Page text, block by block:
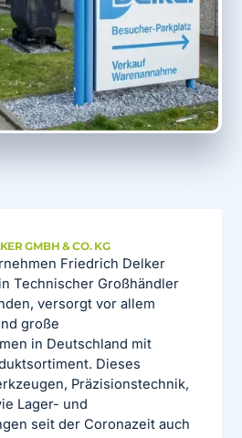
GMBH & CO. KG
Friedrich Delker
Technischer Großhändler
versorgt vor allem
große
in Deutschland mit
Dieses
Präzisionstechnik,
Lager- und
seit der Coronazeit auch